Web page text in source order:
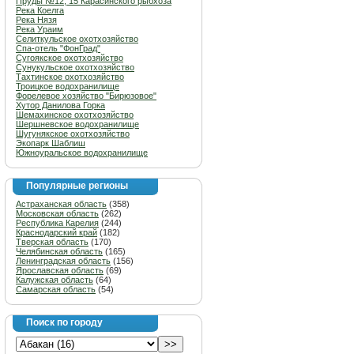
Река Коелга
Река Нязя
Река Ураим
Селиткульское охотхозяйство
Спа-отель "ФонГрад"
Сугоякское охотхозяйство
Сунукульское охотхозяйство
Тахтинское охотхозяйство
Троицкое водохранилище
Форелевое хозяйство "Бирюзовое"
Хутор Данилова Горка
Шемахинское охотхозяйство
Шершневское водохранилище
Шугунякское охотхозяйство
Экопарк Шаблиш
Южноуральское водохранилище
Популярные регионы
Астраханская область (358)
Московская область (262)
Республика Карелия (244)
Краснодарский край (182)
Тверская область (170)
Челябинская область (165)
Ленинградская область (156)
Ярославская область (69)
Калужская область (64)
Самарская область (54)
Поиск по городу